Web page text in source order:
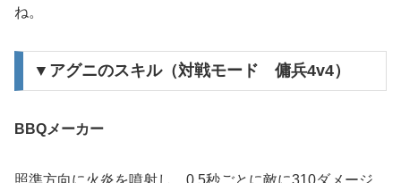
ね。
▼アグニのスキル（対戦モード 傭兵4v4）
BBQメーカー